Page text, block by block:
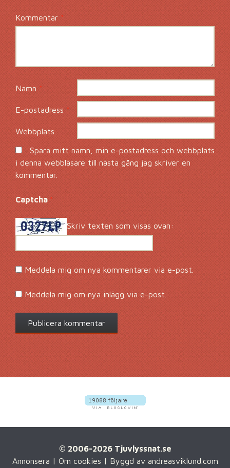
Kommentar*
Namn *
E-postadress*
Webbplats
Spara mitt namn, min e-postadress och webbplats
i denna webbläsare till nästa gång jag skriver en
kommentar.
Captcha*
Skriv texten som visas ovan:
Meddela mig om nya kommentarer via e-post.
Meddela mig om nya inlägg via e-post.
© 2006-2026 Tjuvlyssnat.se
Annonsera | Om cookies | Byggd av andreasviklund.com